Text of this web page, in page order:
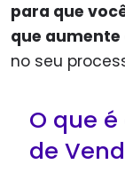
para que
que aumente
no seu
O que
de